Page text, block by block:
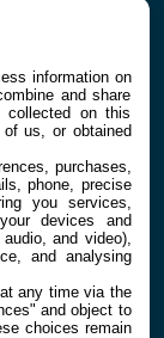
information on
and share
collected on this
us, or obtained
purchases,
phone, precise
you services,
devices and
and video),
and analysing
any time via the
and object to
choices remain